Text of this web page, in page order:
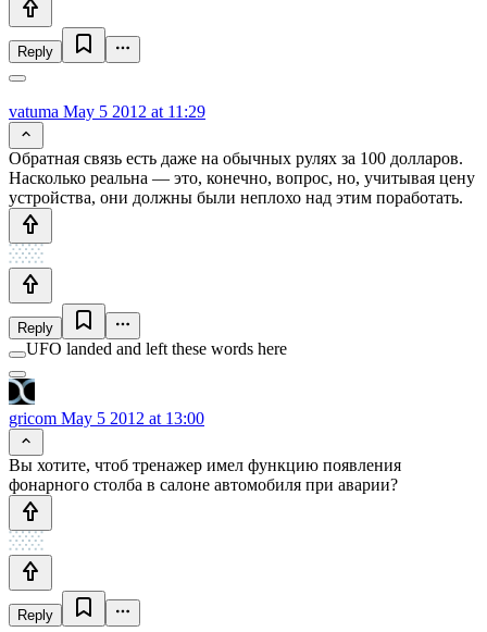
Reply
vatuma May 5 2012 at 11:29
Обратная связь есть даже на обычных рулях за 100 долларов.
Насколько реальна — это, конечно, вопрос, но, учитывая цену
устройства, они должны были неплохо над этим поработать.
Reply
UFO landed and left these words here
gricom May 5 2012 at 13:00
Вы хотите, чтоб тренажер имел функцию появления
фонарного столба в салоне автомобиля при аварии?
Reply